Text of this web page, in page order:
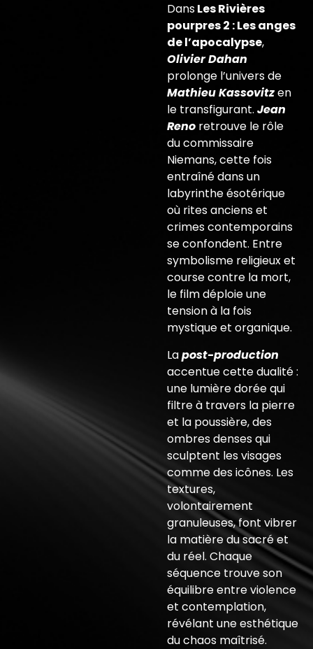
DansLes Rivières
pourpres 2 : Les anges
de l’apocalypse,
Olivier Dahan
prolonge l’univers de
Mathieu Kassovitzen
le transfigurant.Jean
Reno retrouve le rôle
du commissaire
Niemans, cette fois
entraîné dans un
labyrinthe ésotérique
où rites anciens et
crimes contemporains
se confondent. Entre
symbolisme religieux et
course contre la mort,
le film déploie une
tension à la fois
mystique et organique.
Lapost-production
accentue cette dualité :
une lumière dorée qui
filtre à travers la pierre
et la poussière, des
ombres denses qui
sculptent les visages
comme des icônes. Les
textures,
volontairement
granuleuses, font vibrer
la matière du sacré et
du réel. Chaque
séquence trouve son
équilibre entre violence
et contemplation,
révélant une esthétique
du chaos maîtrisé.